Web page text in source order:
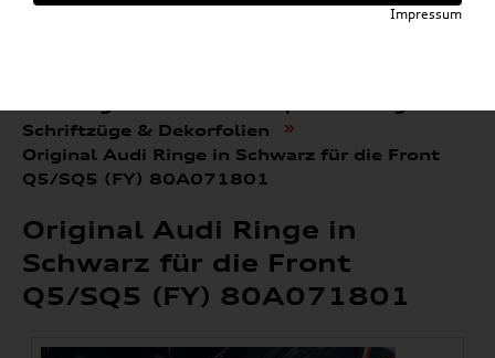
Schriftzüge & Dekorfolien »
Original Audi Ringe in Schwarz für die Front
Q5/SQ5 (FY) 80A071801
Original Audi Ringe in
Schwarz für die Front
Q5/SQ5 (FY) 80A071801
Impressum